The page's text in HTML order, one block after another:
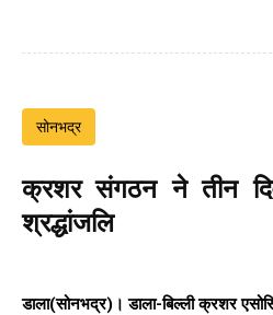
सोनभद्र
क्रशर संगठन ने तीन
श्रद्धांजलि
डाला(सोनभद्र)। डाला-बिल्ली क्रशर